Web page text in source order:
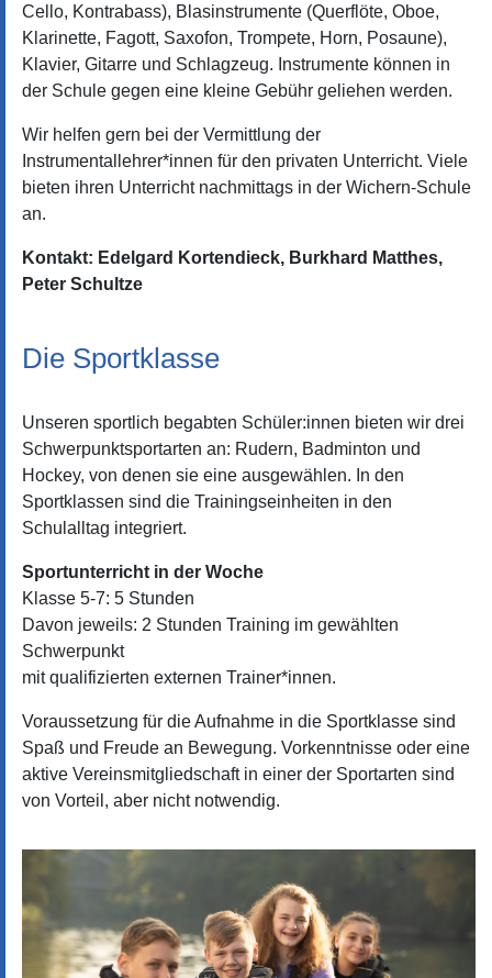
Cello, Kontrabass), Blasinstrumente (Querflöte, Oboe,
Klarinette, Fagott, Saxofon, Trompete, Horn, Posaune),
Klavier, Gitarre und Schlagzeug. Instrumente können in
der Schule gegen eine kleine Gebühr geliehen werden.
Wir helfen gern bei der Vermittlung der
Instrumentallehrer*innen für den privaten Unterricht. Viele
bieten ihren Unterricht nachmittags in der Wichern-Schule
an.
Kontakt: Edelgard Kortendieck, Burkhard Matthes,
Peter Schultze
Die Sportklasse
Unseren sportlich begabten Schüler:innen bieten wir drei
Schwerpunktsportarten an: Rudern, Badminton und
Hockey, von denen sie eine ausgewählen. In den
Sportklassen sind die Trainingseinheiten in den
Schulalltag integriert.
Sportunterricht in der Woche
Klasse 5-7: 5 Stunden
Davon jeweils: 2 Stunden Training im gewählten
Schwerpunkt
mit qualifizierten externen Trainer*innen.
Voraussetzung für die Aufnahme in die Sportklasse sind
Spaß und Freude an Bewegung. Vorkenntnisse oder eine
aktive Vereinsmitgliedschaft in einer der Sportarten sind
von Vorteil, aber nicht notwendig.